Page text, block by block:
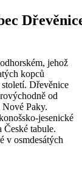
jehož
kopců
Dřevěnice
od
Nové Paky.
jesenické
tabule.
v osmdesátých